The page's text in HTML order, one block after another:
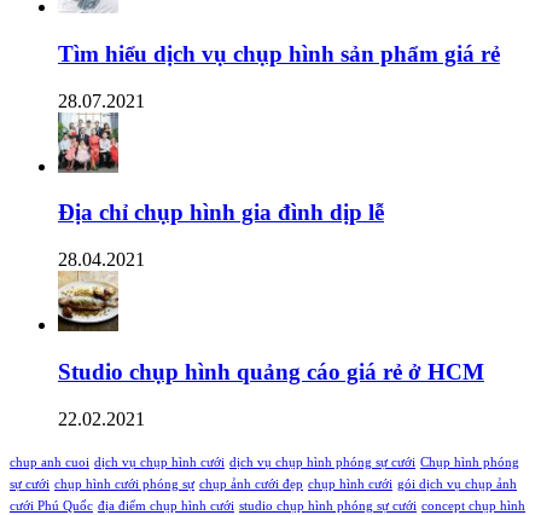
Tìm hiểu dịch vụ chụp hình sản phẩm giá rẻ
28.07.2021
Địa chỉ chụp hình gia đình dịp lễ
28.04.2021
Studio chụp hình quảng cáo giá rẻ ở HCM
22.02.2021
chup anh cuoi dịch vụ chụp hình cưới dịch vụ chụp hình phóng sự cưới Chụp hình phóng
sự cưới chụp hình cưới phóng sự chụp ảnh cưới đẹp chụp hình cưới gói dịch vụ chụp ảnh
cưới Phú Quốc địa điểm chụp hình cưới studio chụp hình phóng sự cưới concept chụp hình